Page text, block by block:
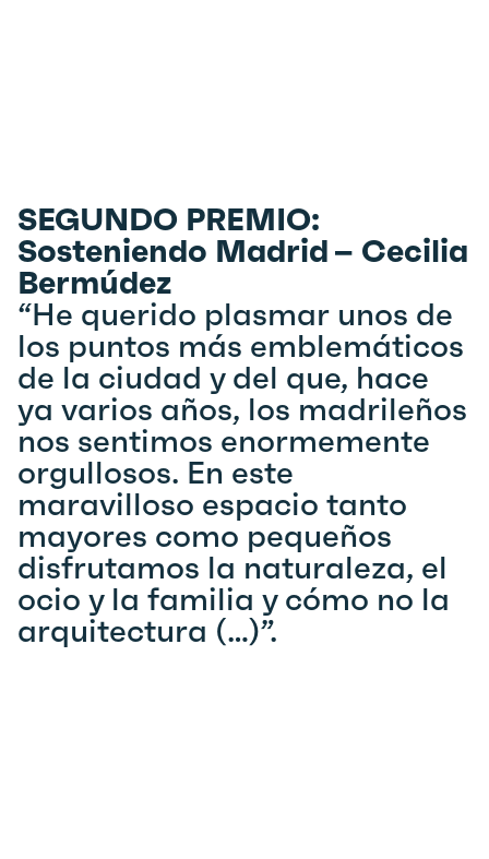
SEGUNDO PREMIO:
Sosteniendo Madrid – Cecilia
Bermúdez
“He querido plasmar unos de
los puntos más emblemáticos
de la ciudad y del que, hace
ya varios años, los madrileños
nos sentimos enormemente
orgullosos. En este
maravilloso espacio tanto
mayores como pequeños
disfrutamos la naturaleza, el
ocio y la familia y cómo no la
arquitectura (…)”.